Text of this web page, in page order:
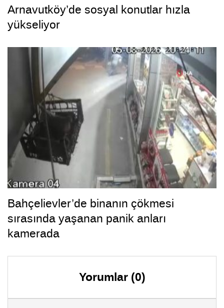
Arnavutköy’de sosyal konutlar hızla
yükseliyor
Bahçelievler’de binanın çökmesi
sırasında yaşanan panik anları
kamerada
Yorumlar (0)